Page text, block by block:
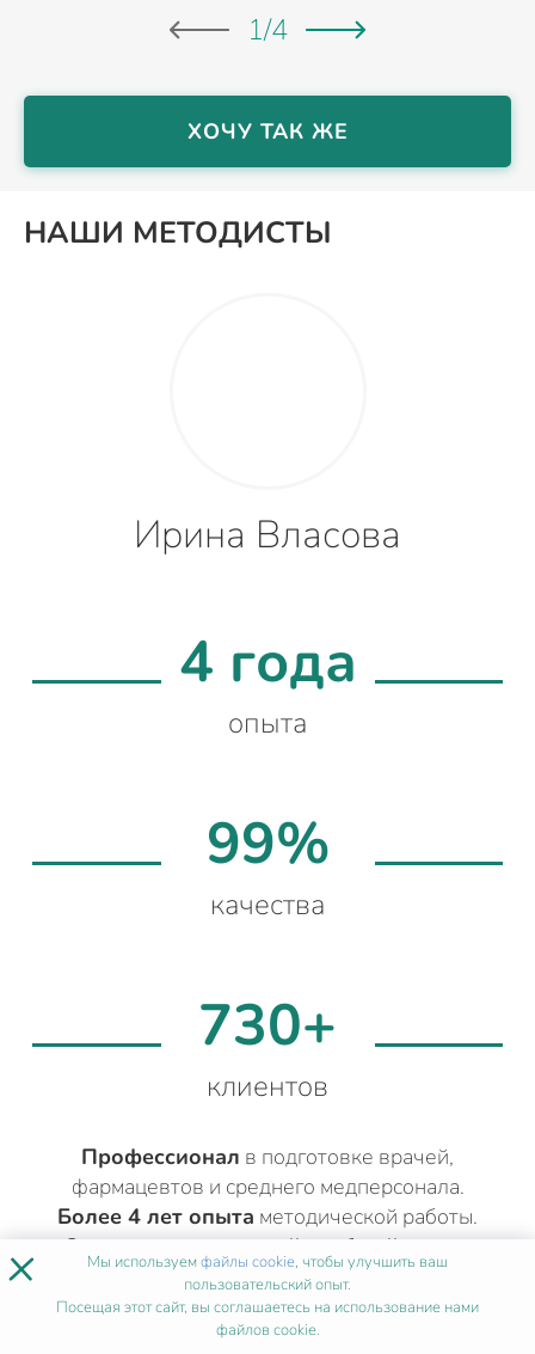
1/4
ХОЧУ ТАК ЖЕ
НАШИ МЕТОДИСТЫ
Ирина Власова
4 года
опыта
99%
качества
730+
клиентов
Профессионал в подготовке врачей,
фармацевтов и среднего медперсонала.
Более 4 лет опыта методической работы.
Составит подходящий учебный план
соответствии с вашей квалификацией.
× Мы используемфайлы cookie, чтобы улучшить ваш
пользовательский опыт.
Посещая этот сайт, вы соглашаетесь на использование нами
файлов cookie.